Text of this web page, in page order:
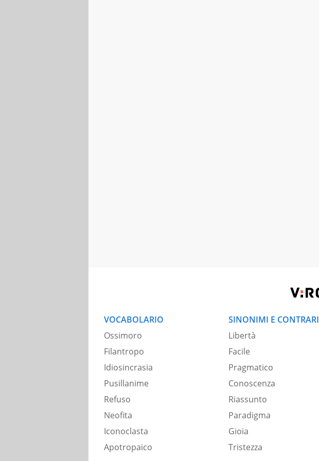
VOCABOLARIO
Ossimoro
Filantropo
Idiosincrasia
Pusillanime
Refuso
Neofita
Iconoclasta
Apotropaico
SINONIMI E CONTRARI
Libertà
Facile
Pragmatico
Conoscenza
Riassunto
Paradigma
Gioia
Tristezza